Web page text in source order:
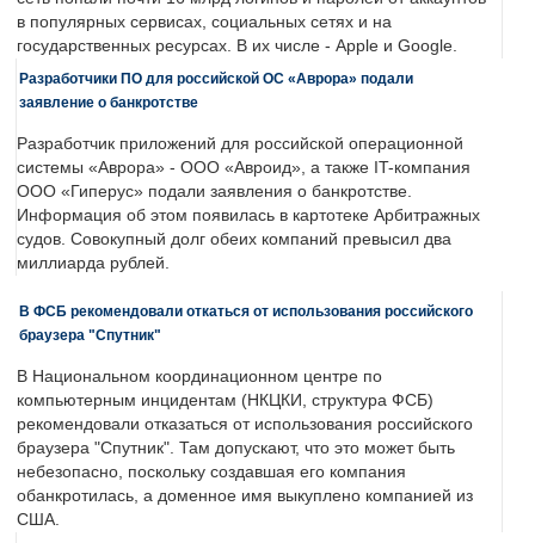
в популярных сервисах, социальных сетях и на
государственных ресурсах. В их числе - Apple и Google.
Разработчики ПО для российской ОС «Аврора» подали
заявление о банкротстве
Разработчик приложений для российской операционной
системы «Аврора» - ООО «Авроид», а также IT-компания
ООО «Гиперус» подали заявления о банкротстве.
Информация об этом появилась в картотеке Арбитражных
судов. Совокупный долг обеих компаний превысил два
миллиарда рублей.
В ФСБ рекомендовали откаться от использования российского
браузера "Спутник"
В Национальном координационном центре по
компьютерным инцидентам (НКЦКИ, структура ФСБ)
рекомендовали отказаться от использования российского
браузера "Спутник". Там допускают, что это может быть
небезопасно, поскольку создавшая его компания
обанкротилась, а доменное имя выкуплено компанией из
США.